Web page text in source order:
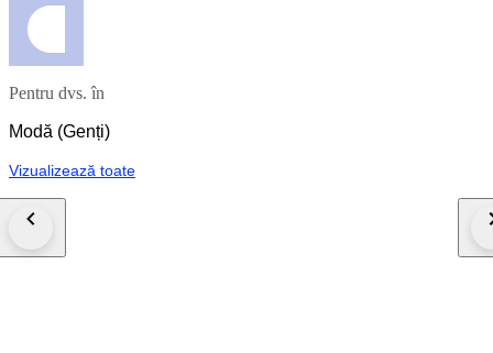
Pentru dvs. în
Modă (Genți)
Vizualizează toate